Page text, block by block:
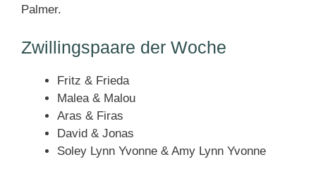
Palmer.
Zwillingspaare der Woche
Fritz & Frieda
Malea & Malou
Aras & Firas
David & Jonas
Soley Lynn Yvonne & Amy Lynn Yvonne